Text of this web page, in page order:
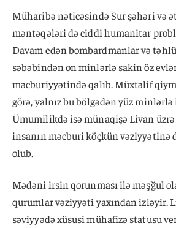
Müharibə nəticəsində Sur şəhəri və
məntəqələri də ciddi humanitar
Davam edən bombardmanlar və
səbəbindən on minlərlə sakin öz
məcburiyyətində qalıb. Müxtəlif
görə, yalnız bu bölgədən yüz
Ümumilikdə isə münaqişə Livan
insanın məcburi köçkün vəziyyətinə
olub.
Mədəni irsin qorunması ilə məşğul
qurumlar vəziyyəti yaxından izləyir.
səviyyədə xüsusi mühafizə statusu